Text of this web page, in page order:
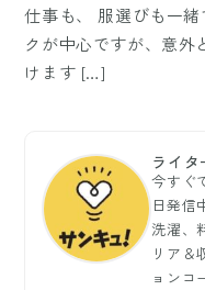
仕事も、 服選びも一
クが中心ですが、意外
けます […]
ライ
今すぐ
日発信
洗濯、
リア＆
ョンコ